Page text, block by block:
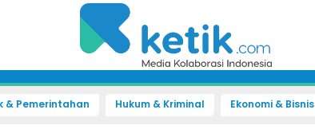
& Pemerintahan Hukum & Kriminal Ekonomi & Bisnis